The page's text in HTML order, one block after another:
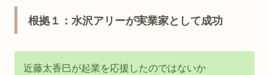
根拠１：水沢アリーが実業家として成功
近藤太香巳が起業を応援したのではないか